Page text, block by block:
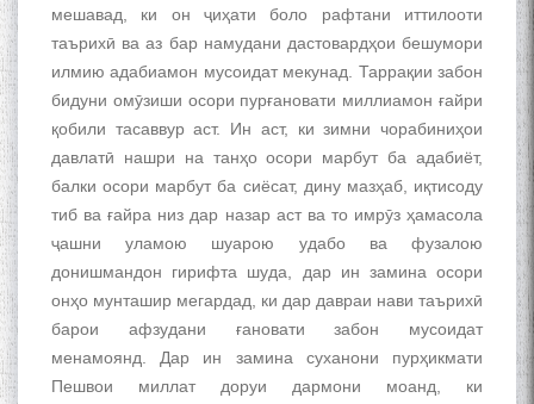
мешавад, ки он ҷиҳати боло рафтани иттилооти
таърихӣ ва аз бар намудани дастовардҳои бешумори
илмию адабиамон мусоидат мекунад. Таррақии забон
бидуни омӯзиши осори пурғановати миллиамон ғайри
қобили тасаввур аст. Ин аст, ки зимни чорабиниҳои
давлатӣ нашри на танҳо осори марбут ба адабиёт,
балки осори марбут ба сиёсат, дину мазҳаб, иқтисоду
тиб ва ғайра низ дар назар аст ва то имрӯз ҳамасола
ҷашни уламою шуарою удабо ва фузалою
донишмандон гирифта шуда, дар ин замина осори
онҳо мунташир мегардад, ки дар давраи нави таърихӣ
барои афзудани ғановати забон мусоидат
менамоянд. Дар ин замина суханони пурҳикмати
Пешвои миллат доруи дармони моанд, ки